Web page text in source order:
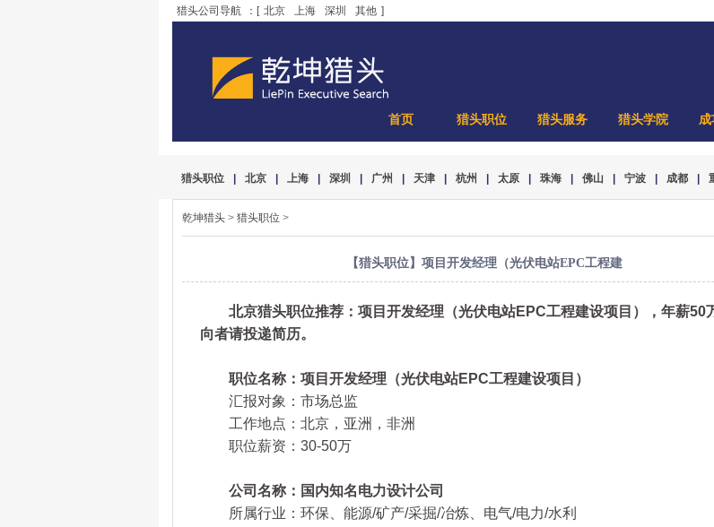
猎头公司导航 ：[ 北京 上海 深圳 其他 ]
首页 猎头职位 猎头服务 猎头学院 成
猎头职位 北京 上海 深圳 广州 天津 杭州 太原 珠海 佛山 宁波 成都
乾坤猎头 > 猎头职位 >
【猎头职位】项目开发经理（光伏电站EPC工程建
北京猎头职位推荐：项目开发经理（光伏电站EPC工程建设项目），年薪50
向者请投递简历。
职位名称：项目开发经理（光伏电站EPC工程建设项目）
汇报对象：市场总监
工作地点：北京，亚洲，非洲
职位薪资：30-50万
公司名称：国内知名电力设计公司
所属行业：环保、能源/矿产/采掘/冶炼、电气/电力/水利